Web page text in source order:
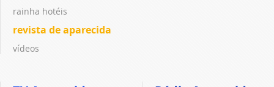
rainha hotéis
revista de aparecida
vídeos